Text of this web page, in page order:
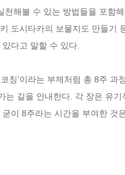
해볼 수 있는 방법들을 포함
도시타카의 보물지도 만들기
다고 말할 수 있다.
칭’이라는 부제처럼 총 8주
는 길을 안내한다. 각 장은 유
이 8주라는 시간을 부여한